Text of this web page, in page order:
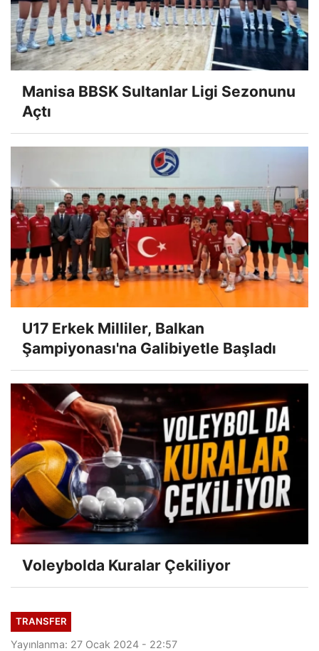
Manisa BBSK Sultanlar Ligi Sezonunu
Açtı
U17 Erkek Milliler, Balkan
Şampiyonası'na Galibiyetle Başladı
Voleybolda Kuralar Çekiliyor
TRANSFER
Yayınlanma: 27 Ocak 2024 - 22:57